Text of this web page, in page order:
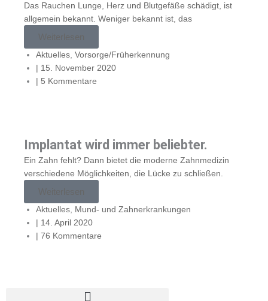
Das Rauchen Lunge, Herz und Blutgefäße schädigt, ist
allgemein bekannt. Weniger bekannt ist, das
Weiterlesen
Aktuelles, Vorsorge/Früherkennung
15. November 2020
5 Kommentare
Implantat wird immer beliebter.
Ein Zahn fehlt? Dann bietet die moderne Zahnmedizin
verschiedene Möglichkeiten, die Lücke zu schließen.
Weiterlesen
Aktuelles Mund- und Zahnerkrankungen
| 14. April 2020
| 76 Kommentare